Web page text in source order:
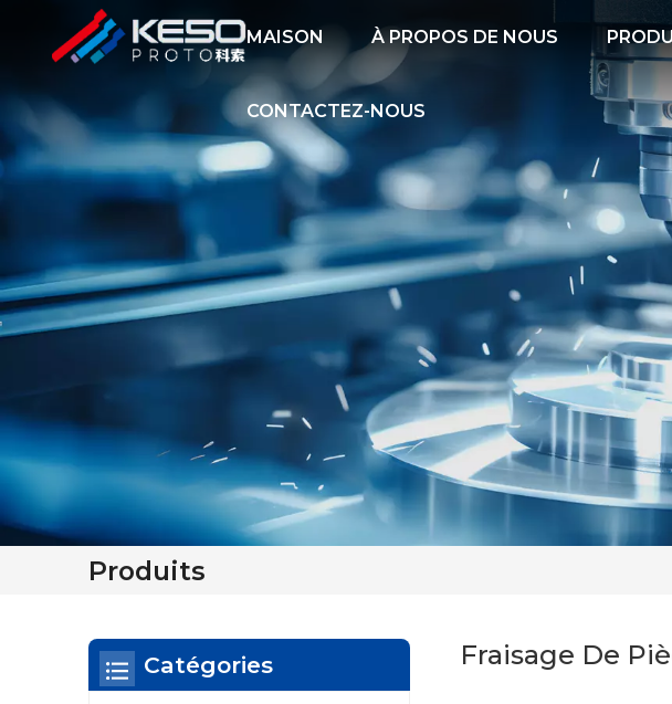
MAISON À PROPOS DE NOUS
CONTACTEZ-NOUS
Produits
Fraisage De
Catégories